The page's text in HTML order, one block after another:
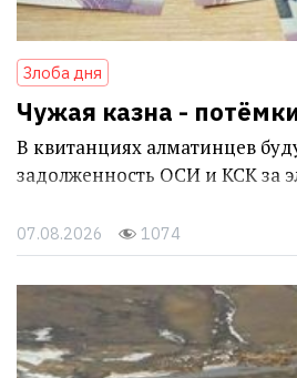
Злоба дня
Чужая казна -
В квитанциях алматинцев
задолженность ОСИ и КСК за
07.08.2026 1074